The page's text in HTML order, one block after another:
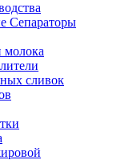
Сепараторы
молока
сливок